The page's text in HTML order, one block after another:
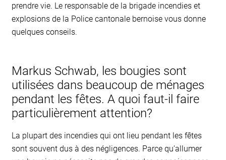
prendre vie. Le responsable de la brigade incendies et
explosions de la Police cantonale bernoise vous donne
quelques conseils.
Markus Schwab, les bougies sont
utilisées dans beaucoup de ménages
pendant les fêtes. A quoi faut-il faire
particulièrement attention?
La plupart des incendies qui ont lieu pendant les fêtes
sont souvent dus à des négligences. Parce qu’allumer